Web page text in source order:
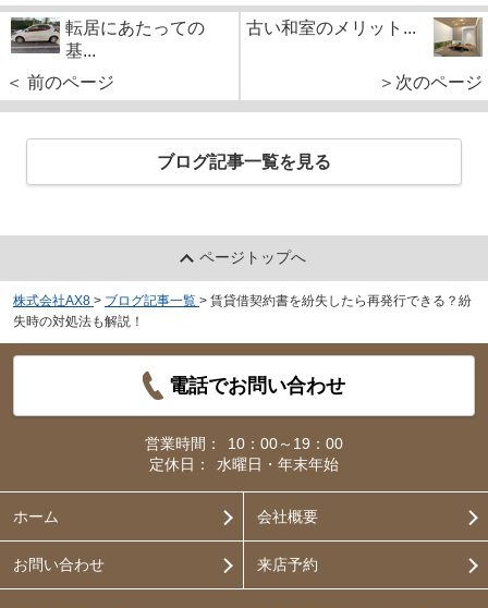
転居にあたっての
基...
＜ 前のページ
古い和室のメリット...
＞次のページ
ブログ記事一覧を見る
ページトップへ
株式会社AX8 > ブログ記事一覧 > 賃貸借契約書を紛失したら再発行できる？紛
失時の対処法も解説！
電話でお問い合わせ
営業時間：
10：00～19：00
定休日：
水曜日・年末年始
ホーム 会社概要
お問い合わせ 来店予約